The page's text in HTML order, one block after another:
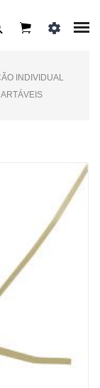
INDIVIDUAL